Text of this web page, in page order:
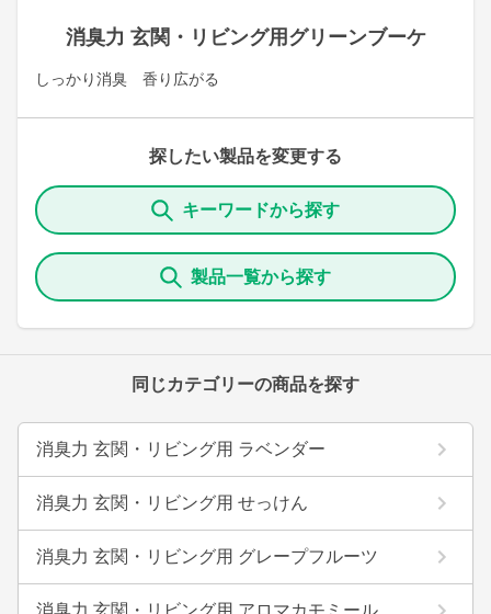
消臭力 玄関・リビング用グリーンブーケ
しっかり消臭 香り広がる
探したい製品を変更する
キーワードから探す
製品一覧から探す
同じカテゴリーの商品を探す
消臭力 玄関・リビング用 ラベンダー
消臭力 玄関・リビング用 せっけん
消臭力 玄関・リビング用 グレープフルーツ
消臭力 玄関・リビング用 アロマカモミール